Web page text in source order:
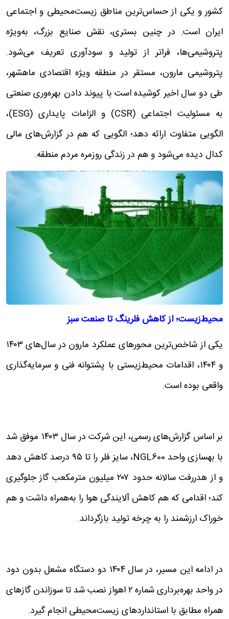
کشور و یکی از حساس‌ترین مناطق زیست‌محیطی و اجتماعی
ایران است. در چنین بستری، نقش صنایع بزرگ، به‌ویژه
پتروشیمی‌ها، فراتر از تولید و سودآوری تعریف می‌شود.
پتروشیمی مارون، مستقر در منطقه ویژه اقتصادی ماهشهر،
طی دو سال اخیر کوشیده است با پیوند دادن بهره‌وری صنعتی
به مسئولیت اجتماعی (CSR) و الزامات پایداری (ESG)،
الگویی متفاوت ارائه دهد؛ الگویی که هم در گزارش‌های مالی
کدال دیده می‌شود و هم در زندگی روزمره مردم منطقه.
محیط‌زیست؛ از کاهش فلرینگ تا صنعت سبز
یکی از شاخص‌ترین محورهای عملکرد مارون در سال‌های ۱۴۰۳
و ۱۴۰۴، اقدامات محیط‌زیستی با پشتوانه فنی و سرمایه‌گذاری
واقعی بوده است.
بر اساس گزارش‌های رسمی، این شرکت در سال ۱۴۰۳ موفق شد
با بهسازی واحد NGL600، سایز فلر را تا ۹۵ درصد کاهش دهد
و از هدررفت سالانه حدود ۲۰۷ میلیون مترمکعب گاز جلوگیری
کند؛ اقدامی که هم کاهش آلایندگی هوا را به‌همراه داشت و هم
خوراک ارزشمند را به چرخه تولید بازگرداند.
در ادامه این مسیر، در سال ۱۴۰۴ دو دستگاه مشعل بدون دود
در واحد بهره‌برداری شماره ۲ اهواز نصب شد تا سوزاندن گازهای
همراه مطابق با استانداردهای زیست‌محیطی انجام گیرد.